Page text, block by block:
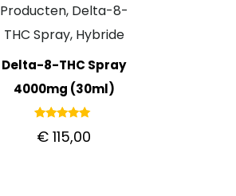
Producten, Delta-8-
THC Spray, Hybride
Delta-8-THC Spray
4000mg (30ml)
5.00
€ 115,00